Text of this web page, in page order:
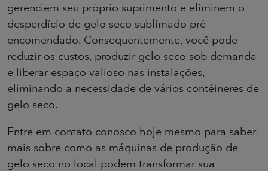
gerenciem seu próprio suprimento e eliminem o
desperdício de gelo seco sublimado pré-
encomendado. Consequentemente, você pode
reduzir os custos, produzir gelo seco sob demanda
e liberar espaço valioso nas instalações,
eliminando a necessidade de vários contêineres de
gelo seco.
Entre em contato conosco hoje mesmo para saber
mais sobre como as máquinas de produção de
gelo seco no local podem transformar sua